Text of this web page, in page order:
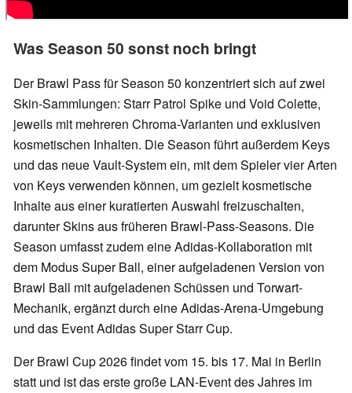
Was Season 50 sonst noch bringt
Der Brawl Pass für Season 50 konzentriert sich auf zwei
Skin-Sammlungen: Starr Patrol Spike und Void Colette,
jeweils mit mehreren Chroma-Varianten und exklusiven
kosmetischen Inhalten. Die Season führt außerdem Keys
und das neue Vault-System ein, mit dem Spieler vier Arten
von Keys verwenden können, um gezielt kosmetische
Inhalte aus einer kuratierten Auswahl freizuschalten,
darunter Skins aus früheren Brawl-Pass-Seasons. Die
Season umfasst zudem eine Adidas-Kollaboration mit
dem Modus Super Ball, einer aufgeladenen Version von
Brawl Ball mit aufgeladenen Schüssen und Torwart-
Mechanik, ergänzt durch eine Adidas-Arena-Umgebung
und das Event Adidas Super Starr Cup.
Der Brawl Cup 2026 findet vom 15. bis 17. Mai in Berlin
statt und ist das erste große LAN-Event des Jahres im